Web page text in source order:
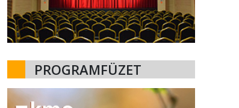
PROGRAMFÜZET